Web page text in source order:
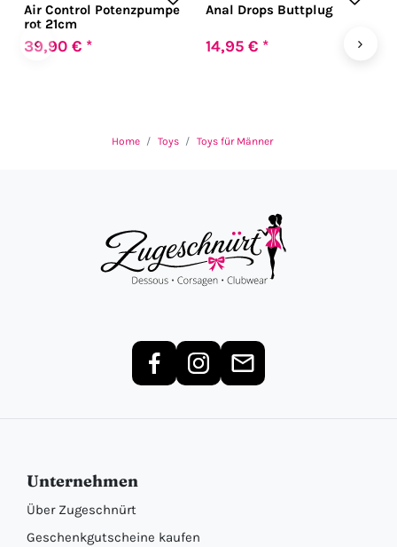
‹
Air Control Potenzpumpe
rot 21cm
39,90 € *
Anal Drops Buttplug
14,95 € * ›
Home Toys Toys für Männer
Unternehmen
Über Zugeschnürt
Geschenkgutscheine kaufen